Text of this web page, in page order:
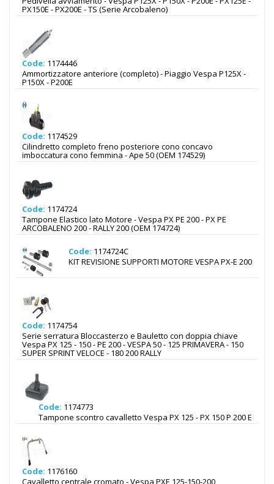
PX150E - PX200E - TS (Serie Arcobaleno)
Code: 1174446
Ammortizzatore anteriore (completo) - Piaggio Vespa P125X -
P150X - P200E
Code: 1174529
Cilindretto completo freno posteriore cono concavo
imboccatura cono femmina - Ape 50 (OEM 174529)
Code: 1174724
Tampone Elastico lato Motore - Vespa PX PE 200 - PX PE
ARCOBALENO 200 - RALLY 200 (OEM 174724)
Code: 1174724C
KIT REVISIONE SUPPORTI MOTORE VESPA PX-E 200
Code: 1174754
Serie serratura Bloccasterzo e Bauletto con doppia chiave
Vespa PX 125 - 150 - PE 200 - VESPA 50 - 125 PRIMAVERA - 150
SUPER SPRINT VELOCE - 180 200 RALLY
Code: 1174773
Tampone scontro cavalletto Vespa PX 125 - PX 150 P 200 E
Code: 1176160
Cavalletto centrale cromato - Vespa PXE 125-150-200